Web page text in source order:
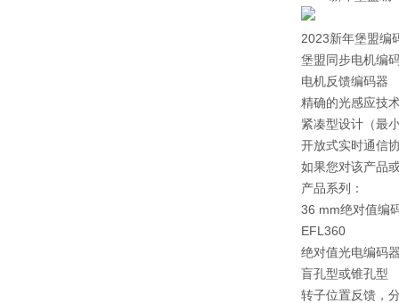
2023新年堡盟编
堡盟同步电机编
电机反馈编码器
精确的光感应技
紧凑型设计（最
开放式实时通信
如果您对该产品
产品系列：
36 mm绝对值编
EFL360
绝对值光电编码
盲孔型或锥孔型
转子位置反馈，